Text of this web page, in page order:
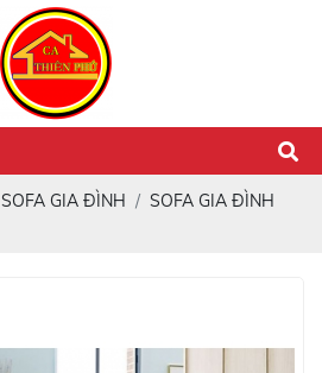
SOFA GIA ĐÌNH
SOFA GIA ĐÌNH